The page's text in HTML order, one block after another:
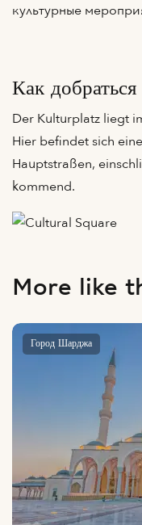
культурные
Как добраться
Der Kulturplatz liegt
Hier befindet sich
Hauptstraßen,
kommend.
More like
Город Шарджа